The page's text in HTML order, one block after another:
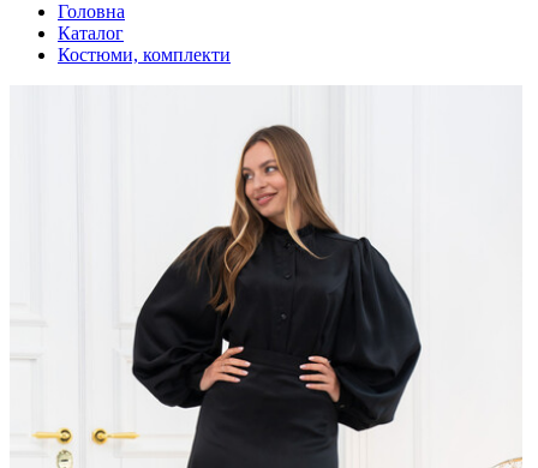
Головна
Каталог
Костюми, комплекти